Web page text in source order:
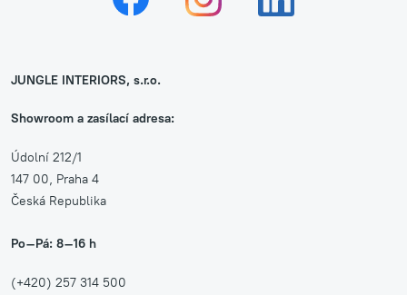
JUNGLE INTERIORS, s.r.o.
Showroom a zasílací adresa:
Údolní 212/1
147 00, Praha 4
Česká Republika
Po–Pá: 8–16 h
(+420) 257 314 500